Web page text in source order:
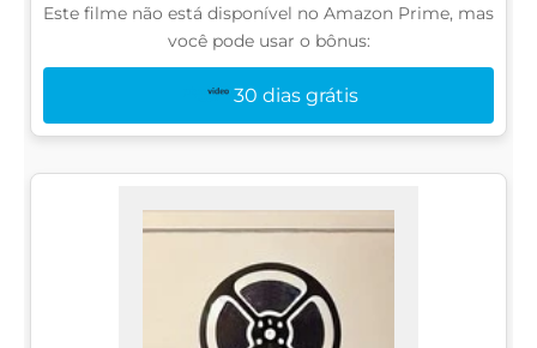
Este filme não está disponível no Amazon Prime, mas
você pode usar o bônus:
30 dias grátis